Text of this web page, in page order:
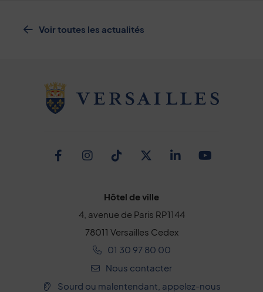
Voir toutes les actualités
Facebook
Instagram
TikTokTwitter
Linkedin
Hôtel de ville
4, avenue de Paris RP1144
78011 Versailles Cedex
01 30 97 80 00
Nous contacter
Sourd ou malentendant, appelez-nous